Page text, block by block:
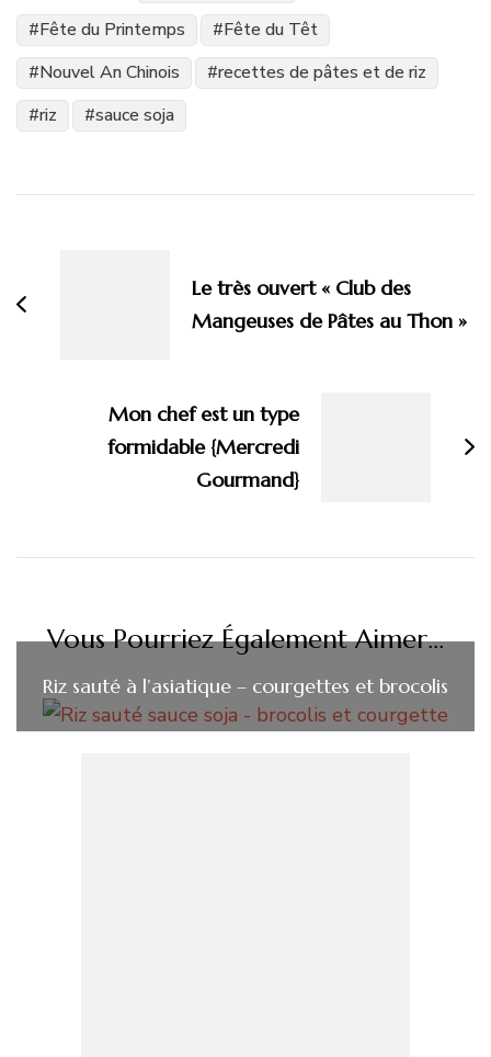
Fête du Printemps
Fête du Têt
Nouvel An Chinois
recettes de pâtes et de riz
riz
sauce soja
Le très ouvert « Club des
Mangeuses de Pâtes au Thon »
Mon chef est un type
formidable {Mercredi
Gourmand}
Vous Pourriez Également Aimer...
Riz sauté à l’asiatique – courgettes et brocolis